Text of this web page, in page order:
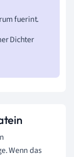
fuerint.
Dichter
Wenn das